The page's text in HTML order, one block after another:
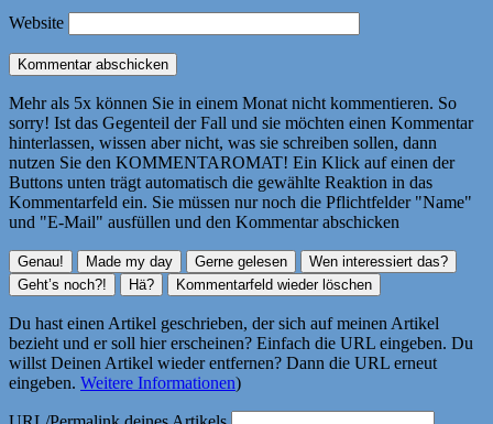
Website
Mehr als 5x können Sie in einem Monat nicht kommentieren. So
sorry! Ist das Gegenteil der Fall und sie möchten einen Kommentar
hinterlassen, wissen aber nicht, was sie schreiben sollen, dann
nutzen Sie den KOMMENTAROMAT! Ein Klick auf einen der
Buttons unten trägt automatisch die gewählte Reaktion in das
Kommentarfeld ein. Sie müssen nur noch die Pflichtfelder "Name"
und "E-Mail" ausfüllen und den Kommentar abschicken
Du hast einen Artikel geschrieben, der sich auf meinen Artikel
bezieht und er soll hier erscheinen? Einfach die URL eingeben. Du
willst Deinen Artikel wieder entfernen? Dann die URL erneut
eingeben. Weitere Informationen)